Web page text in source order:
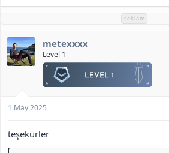
p
l
e
r
:
reklam
metexxxx
Level 1
1 May 2025
teşekürler